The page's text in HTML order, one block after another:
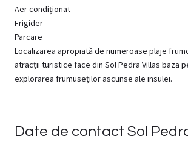
Aer condiționat
Frigider
Parcare
Localizarea apropiată de numeroase plaje
atracții turistice face din Sol Pedra Villas baza
explorarea frumuseților ascunse ale insulei.
Date de contact Sol